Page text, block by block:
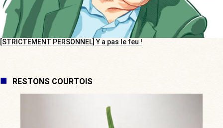
[STRICTEMENT PERSONNEL] Y a pas le feu !
RESTONS COURTOIS